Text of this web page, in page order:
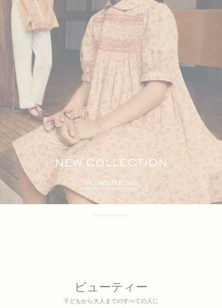
NEW COLLECTION
FALL-WINTER 2026
ビューティー
子どもから大人までのすべての人に